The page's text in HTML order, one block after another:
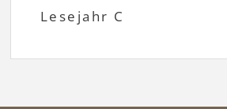
Lesejahr C